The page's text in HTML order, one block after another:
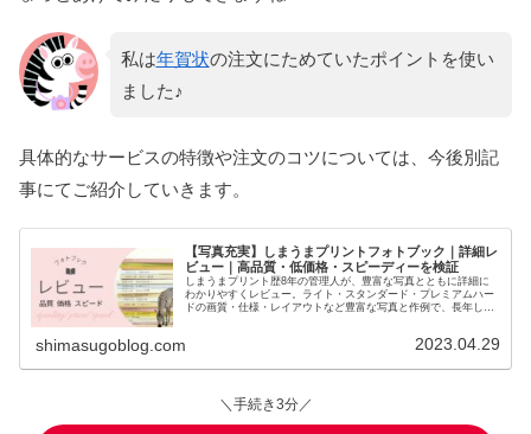
私は年賀状の注文にためていたポイントを使い
ました♪
具体的なサービスの特徴や注文のコツについては、今後別記
事にてご紹介していきます。
【写真充実】しまうまプリントフォトブック｜詳細レ
ビュー｜高品質・低価格・スピーディーを検証
しまうまプリント歴8年の管理人が、豊富な写真とともに詳細に
わかりやすくレビュー。ライト・スタンダード・プレミアムハー
ドの画質・仕様・レイアウトなど豊富な写真と作例で、長年しま
shimasugoblog.com 2023.04.29
＼手続き3分／